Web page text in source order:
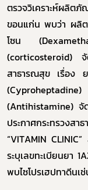
ตรวจวิเคราะห์ผลิต
ขอนแก่น พบว่า ผลิ
โซน (
(corticosteroid) จั
สาธารณสุข เรื่อง ย
(Cyproheptadine)
(Antihistamine) จั
ประกาศกระทรวงส
“VITAMIN CLINIC”
ระบุเลขทะเบียนยา 1A
พบไซโปรเฮปทาดีนเ